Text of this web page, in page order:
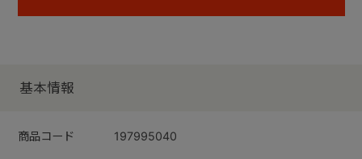
基本情報
商品コード 197995040